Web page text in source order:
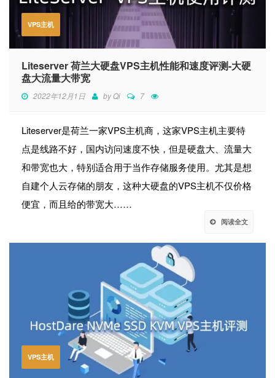
VPS主机
Liteserver 荷兰大硬盘VPS主机性能和速度评测-大硬
盘大流量大带宽
2022年12月1日 byQi 7
Liteserver是荷兰一家VPS主机商，这家VPS主机主要特
点是线路不好，国内访问速度不快，但是硬盘大、流量大
和带宽也大，特别适合用于当作存储服务使用。尤其是想
自建个人云存储的朋友，这种大硬盘的VPS主机不仅价格
便宜，而且给的带宽大……
阅读全文
VPS主机